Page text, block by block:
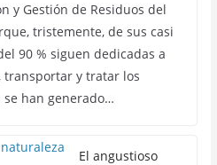
y Gestión de Residuos del
tristemente, de sus casi
90 % siguen dedicadas a
transportar y tratar los
se han generado…
El angustioso